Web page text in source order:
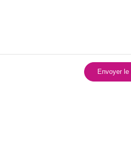
Envoyer